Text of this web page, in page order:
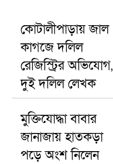
কোটালীপাড়ায় জাল
কাগজে দলিল
রেজিস্ট্রির অভিযোগ,
দুই দলিল লেখক
বহিষ্কার
মুক্তিযোদ্ধা বাবার
জানাজায় হাতকড়া
পড়ে অংশ নিলেন